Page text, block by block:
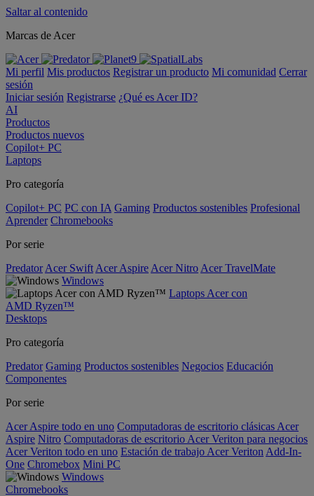
Saltar al contenido
Marcas de Acer
Mi perfil Mis productos Registrar un producto Mi comunidad Cerrar
sesión
Iniciar sesión Registrarse ¿Qué es Acer ID?
AI
Productos
Productos nuevos
Copilot+ PC
Laptops
Pro categoría
Copilot+ PC PC con IA Gaming Productos sostenibles Profesional
Aprender Chromebooks
Por serie
Predator Acer Swift Acer Aspire Acer Nitro Acer TravelMate
Windows
Laptops Acer con
AMD Ryzen™
Desktops
Pro categoría
Predator Gaming Productos sostenibles Negocios Educación
Componentes
Por serie
Acer Aspire todo en uno Computadoras de escritorio clásicas Acer
Aspire Nitro Computadoras de escritorio Acer Veriton para negocios
Acer Veriton todo en uno Estación de trabajo Acer Veriton Add-In-
One Chromebox Mini PC
Windows
Chromebooks